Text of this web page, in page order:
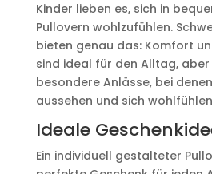
Kinder lieben es, sich in
Pullovern wohlzufühlen.
bieten genau das: Komfort
sind ideal für den Alltag,
besondere Anlässe, bei
aussehen und sich
Ideale
Ein individuell gestalteter